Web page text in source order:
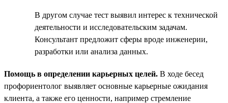
В другом случае тест выявил интерес к технической
деятельности и исследовательским задачам.
Консультант предложит сферы вроде инженерии,
разработки или анализа данных.
Помощь в определении карьерных целей. В ходе бесед
профориентолог выявляет основные карьерные ожидания
клиента, а также его ценности, например стремление